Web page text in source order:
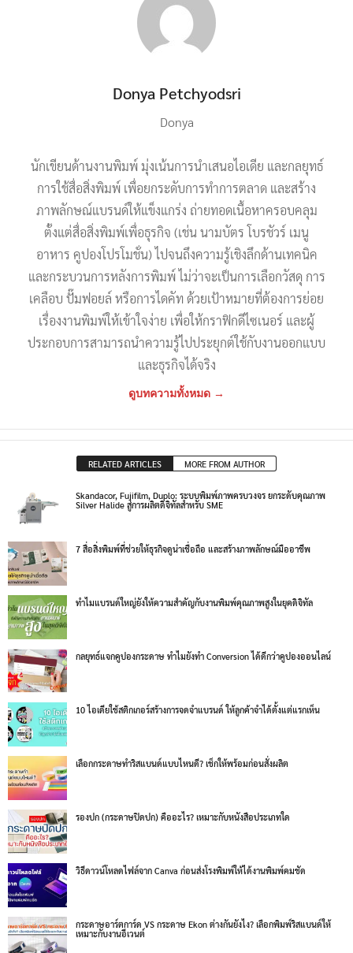
Donya Petchyodsri
Donya
นักเขียนด้านงานพิมพ์ มุ่งเน้นการนำเสนอไอเดีย และกลยุทธ์
การใช้สื่อสิ่งพิมพ์ เพื่อยกระดับการทำการตลาด และสร้าง
ภาพลักษณ์แบรนด์ให้แข็งแกร่ง ถ่ายทอดเนื้อหาครอบคลุม
ตั้งแต่สื่อสิ่งพิมพ์เพื่อธุรกิจ (เช่น นามบัตร โบรชัวร์ เมนู
อาหาร คูปองโปรโมชั่น) ไปจนถึงความรู้เชิงลึกด้านเทคนิค
และกระบวนการหลังการพิมพ์ ไม่ว่าจะเป็นการเลือกวัสดุ การ
เคลือบ ปั๊มฟอยล์ หรือการไดคัท ด้วยเป้าหมายที่ต้องการย่อย
เรื่องงานพิมพ์ให้เข้าใจง่าย เพื่อให้กราฟิกดีไซเนอร์ และผู้
ประกอบการสามารถนำความรู้ไปประยุกต์ใช้กับงานออกแบบ
และธุรกิจได้จริง
ดูบทความทั้งหมด →
RELATED ARTICLES MORE FROM AUTHOR
Skandacor, Fujifilm, Duplo: ระบบพิมพ์ภาพครบวงจร ยกระดับคุณภาพ
Silver Halide สู่การผลิตดิจิทัลสำหรับ SME
7 สื่อสิ่งพิมพ์ที่ช่วยให้ธุรกิจดูน่าเชื่อถือ และสร้างภาพลักษณ์มืออาชีพ
ทำไมแบรนด์ใหญ่ยังให้ความสำคัญกับงานพิมพ์คุณภาพสูงในยุคดิจิทัล
กลยุทธ์แจกคูปองกระดาษ ทำไมยังทำ Conversion ได้ดีกว่าคูปองออนไลน์
10 ไอเดียใช้สติกเกอร์สร้างการจดจำแบรนด์ ให้ลูกค้าจำได้ตั้งแต่แรกเห็น
เลือกกระดาษทำริสแบนด์แบบไหนดี? เช็กให้พร้อมก่อนสั่งผลิต
รองปก (กระดาษปิดปก) คืออะไร? เหมาะกับหนังสือประเภทใด
วิธีดาวน์โหลดไฟล์จาก Canva ก่อนส่งโรงพิมพ์ให้ได้งานพิมพ์คมชัด
กระดาษอาร์ตการ์ด VS กระดาษ Ekon ต่างกันยังไง? เลือกพิมพ์ริสแบนด์ให้
เหมาะกับงานอีเวนต์